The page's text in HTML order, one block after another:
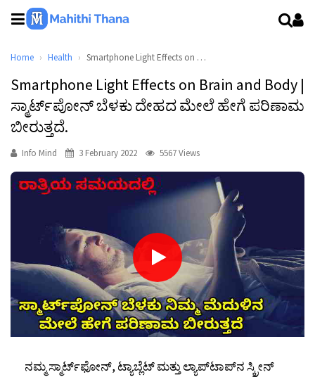
Home Health Smartphone Light Effects on Brain and Body | ಸ್ಮಾರ್ಟ್‌ಪೋನ್ ಬೆಳಕು ದೇಹದ ಮೇಲೆ ಹೇಗೆ ಪರಿಣಾಮ ಬೀರುತ್ತದೆ.
Smartphone Light Effects on Brain and Body |
ಸ್ಮಾರ್ಟ್‌ಪೋನ್ ಬೆಳಕು ದೇಹದ ಮೇಲೆ ಹೇಗೆ ಪರಿಣಾಮ
ಬೀರುತ್ತದೆ.
Info Mind 3 February 2022 5567 Views
ನಮ್ಮ ಸ್ಮಾರ್ಟ್‌ಫೋನ್, ಟ್ಯಾಬ್ಲೆಟ್ ಮತ್ತು ಲ್ಯಾಪ್‌ಟಾಪ್‌ನ ಸ್ಕ್ರೀನ್